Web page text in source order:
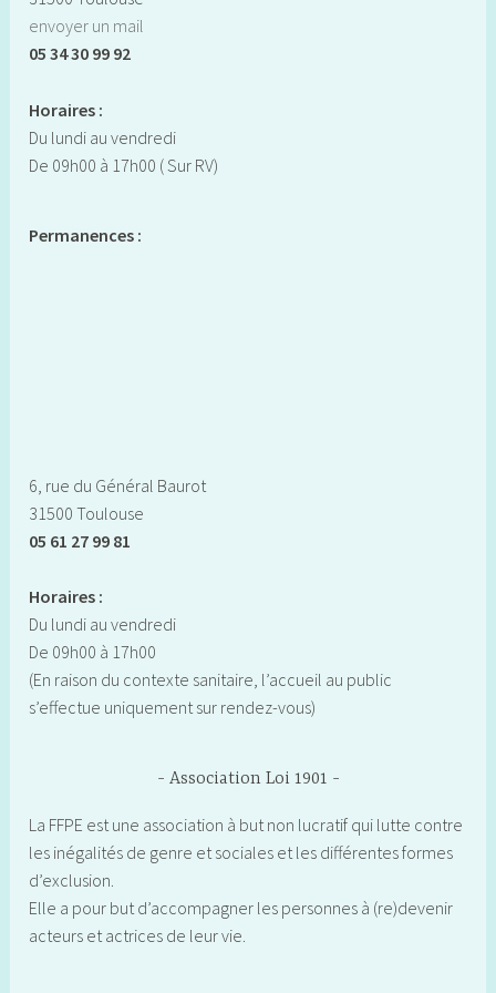
envoyer un mail
05 34 30 99 92
Horaires :
Du lundi au vendredi
De 09h00 à 17h00 ( Sur RV)
Permanences :
6, rue du Général Baurot
31500 Toulouse
05 61 27 99 81
Horaires :
Du lundi au vendredi
De 09h00 à 17h00
(En raison du contexte sanitaire, l’accueil au public
s’effectue uniquement sur rendez-vous)
Association Loi 1901
La FFPE est une association à but non lucratif qui lutte contre
les inégalités de genre et sociales et les différentes formes
d’exclusion.
Elle a pour but d’accompagner les personnes à (re)devenir
acteurs et actrices de leur vie.